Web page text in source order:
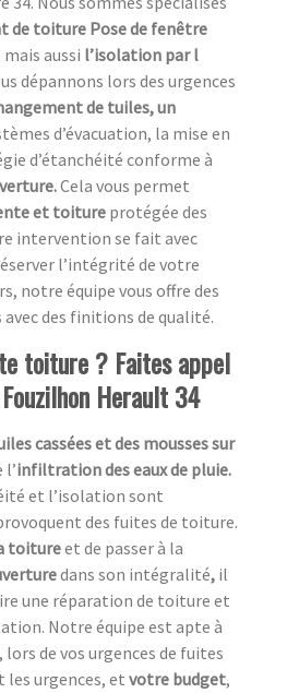
de toiture Pose de fenêtre
mais aussi l’isolation par l
dépannons lors des urgences
de tuiles, un
d’évacuation, la mise en
d’étanchéité conforme à
Cela vous permet
et toitureprotégée des
intervention se fait avec
l’intégrité de votre
notre équipe vous offre des
des finitions de qualité.
toiture ? Faites appel
Herault 34
cassées et des mousses sur
infiltration des eaux de pluie.
et l’isolation sont
des fuites de toiture.
toitureet de passer à la
dans son intégralité, il
une réparation de toiture et
Notre équipe est apte à
lors de vos urgences de fuites
les urgences, et votre budget,